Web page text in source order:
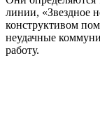
линии, «Звездное
конструктивом
неудачные
работу.